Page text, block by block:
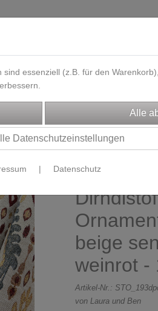
Gutscheine
Gobelin
beige
weinrot -
Artikel-Nr.:
von Laura und Ben
essenziell (z.B. für den
Datenschutzeinstellungen
| Datenschutz